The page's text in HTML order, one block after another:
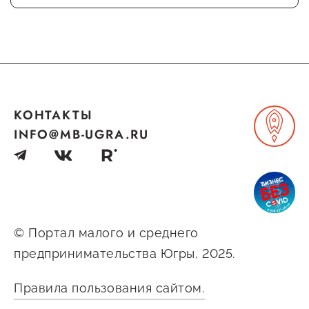
предпринимателей
Финансовая поддержка
Меры поддержки в условиях
Центры поддержки
консультационного
© Портал малого и среднего
предпринимательства Югры, 2025.
Правила пользования сайтом.
КОНТАКТЫ
INFO@MB-UGRA.RU